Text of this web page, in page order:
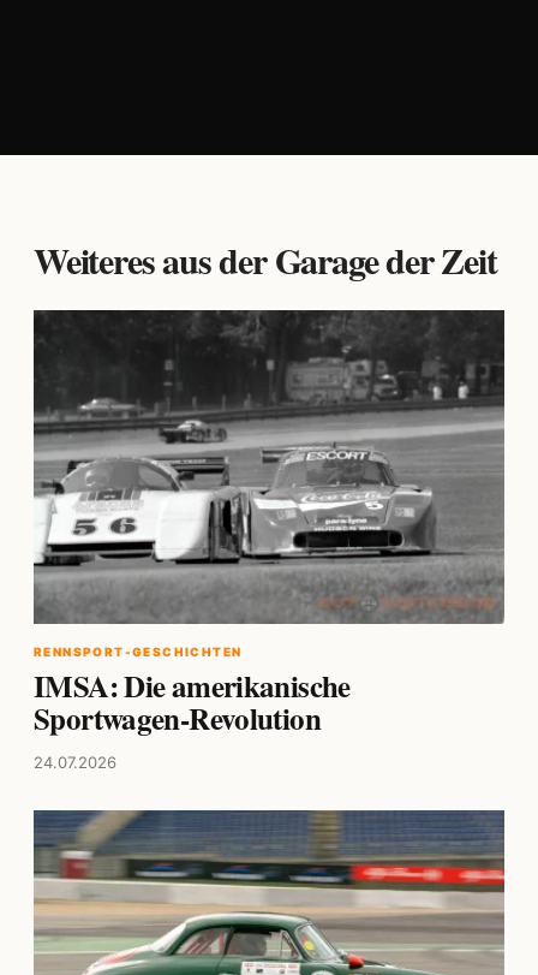
Weiteres aus der Garage der Zeit
RENNSPORT-GESCHICHTEN
IMSA: Die amerikanische
Sportwagen-Revolution
24.07.2026